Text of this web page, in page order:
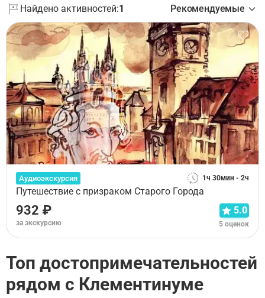
Найдено активностей:1 Рекомендуемые
Аудиоэкскурсия 1ч 30мин - 2ч
Путешествие с призраком Старого Города
932 ₽
за экскурсию
5.0
5 оценок
Топ достопримечательностей
рядом с Клементинуме